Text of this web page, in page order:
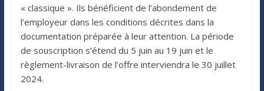
« classique ». Ils bénéficient de l’abondement de
l’employeur dans les conditions décrites dans la
documentation préparée à leur attention. La période
de souscription s’étend du 5 juin au 19 juin et le
règlement-livraison de l’offre interviendra le 30 juillet
2024.